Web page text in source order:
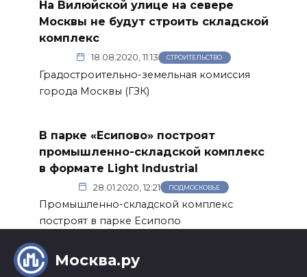
На Вилюйской улице на севере
Москвы не будут строить складской
комплекс
18.08.2020, 11:13 СТРОИТЕЛЬСТВО
Градостроительно-земельная комиссия
города Москвы (ГЗК)
В парке «Есипово» построят
промышленно-складской комплекс
в формате Light Industrial
28.01.2020, 12:21 ПОДМОСКОВЬЕ
Промышленно-складской комплекс
построят в парке Есипопо
Москва.ру